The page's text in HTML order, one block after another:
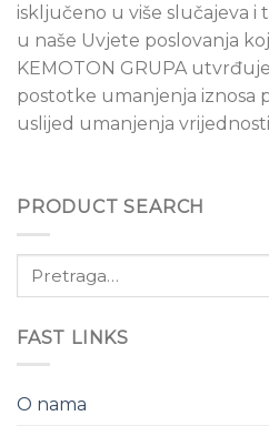
isključeno u više slučajeva i
u naše Uvjete poslovanja
KEMOTON GRUPA
postotke umanjenja iznosa
uslijed umanjenja
PRODUCT SEARCH
Pretraži:
FAST LINKS
O nama